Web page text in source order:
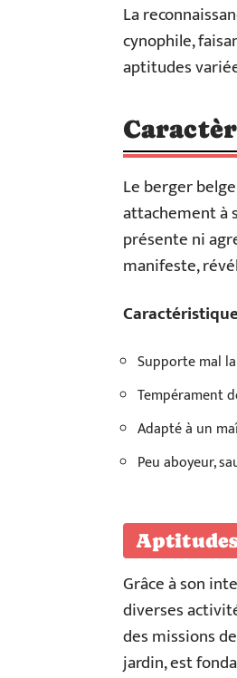
La
cynophile,
aptitudes
Le berger
attachement à
présente ni
manifeste,
Supporte mal
Tempérament
Adapté à un
Peu aboyeur,
Grâce à son
diverses
des missions
jardin, est